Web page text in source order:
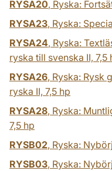
RYSA20, Ryska:
RYSA23, Ryska:
RYSA24, Ryska:
ryska till svenska II, 7,5
RYSA26, Ryska: Rysk
ryska II, 7,5 hp
RYSA28, Ryska:
7,5 hp
RYSB02, Ryska:
RYSB03, Ryska: